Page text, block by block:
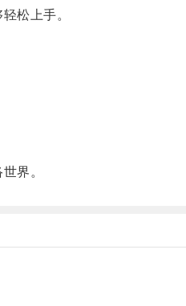
松上手。
界。